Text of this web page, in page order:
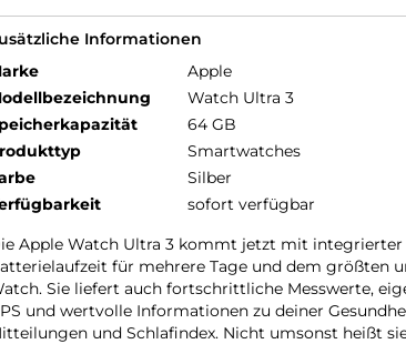
Informationen
Apple
Watch Ultra 3
64 GB
Smartwatches
Silber
sofort verfügbar
Apple Watch Ultra 3 kommt jetzt mit
für mehrere Tage und dem größten
Sie liefert auch fortschrittliche Messwerte,
und wertvolle Informationen zu deiner
und Schlafindex. Nicht umsonst heißt